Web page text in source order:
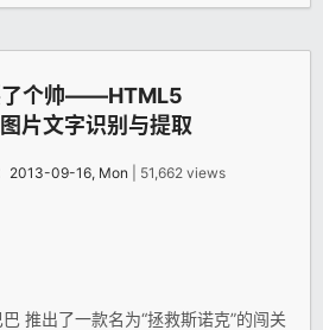
了个帅——HTML5
片文字识别与提取
2013-09-16, Mon | 51,662 views
推出了一款名为“拯救斯诺克”的闯关